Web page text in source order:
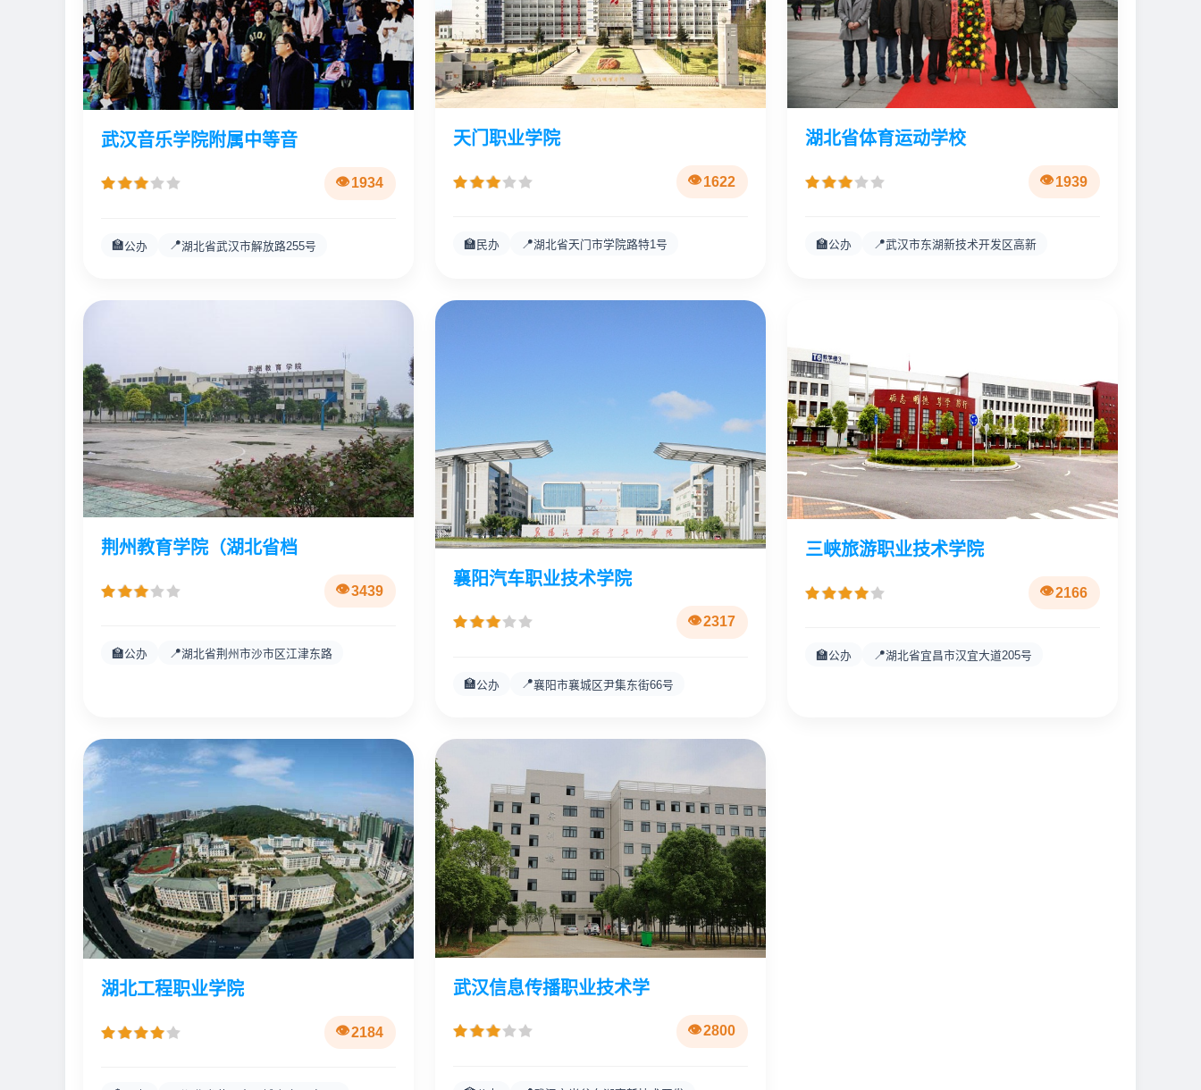
武汉音乐学院附属中等音
1934
🏫公办 📍湖北省武汉市解放路255号
天门职业学院
1622
🏫 民办 📍湖北省天门市学院路特1号
湖北省体育运动学校
1939
🏫公办 📍武汉市东湖新技术开发区高新
荆州教育学院（湖北省档
3439
🏫公办 📍湖北省荆州市沙市区江津东路
襄阳汽车职业技术学院
2317
🏫公办 📍襄阳市襄城区尹集东街66号
三峡旅游职业技术学院
2166
🏫公办 📍湖北省宜昌市汉宜大道205号
湖北工程职业学院
2184
武汉信息传播职业技术学
2800